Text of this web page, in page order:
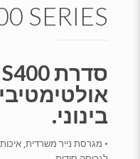
SERIES
בינוני.
• מגרסת נייר משרדית,